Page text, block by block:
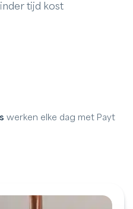
tijd kost
werken elke dag met Payt